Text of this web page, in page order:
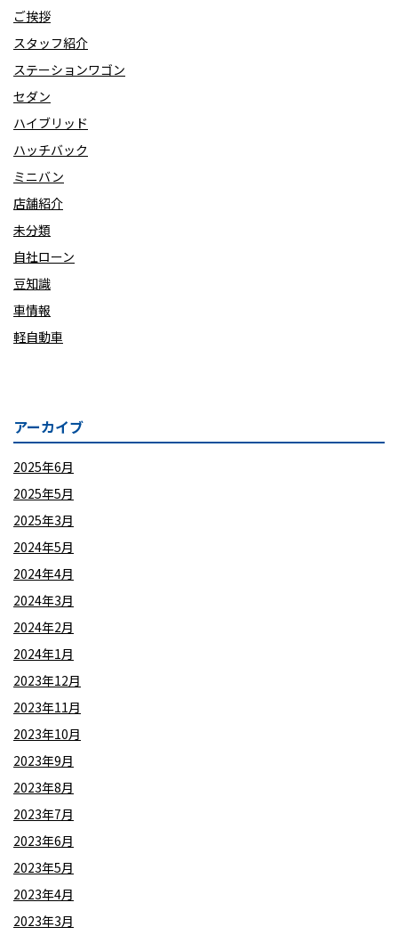
ご挨拶
スタッフ紹介
ステーションワゴン
セダン
ハイブリッド
ハッチバック
ミニバン
店舗紹介
未分類
自社ローン
豆知識
車情報
軽自動車
アーカイブ
2025年6月
2025年5月
2025年3月
2024年5月
2024年4月
2024年3月
2024年2月
2024年1月
2023年12月
2023年11月
2023年10月
2023年9月
2023年8月
2023年7月
2023年6月
2023年5月
2023年4月
2023年3月